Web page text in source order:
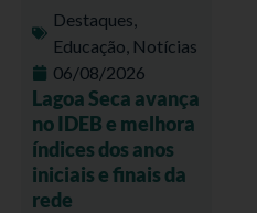
Destaques,
Educação, Notícias
06/08/2026
Lagoa Seca avança
no IDEB e melhora
índices dos anos
iniciais e finais da
rede